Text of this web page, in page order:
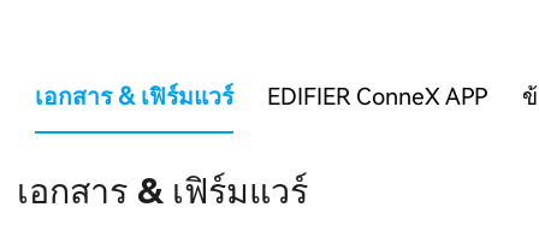
เอกสาร & เฟิร์มแวร์ EDIFIER ConneX APP
เอกสาร & เฟิร์มแวร์